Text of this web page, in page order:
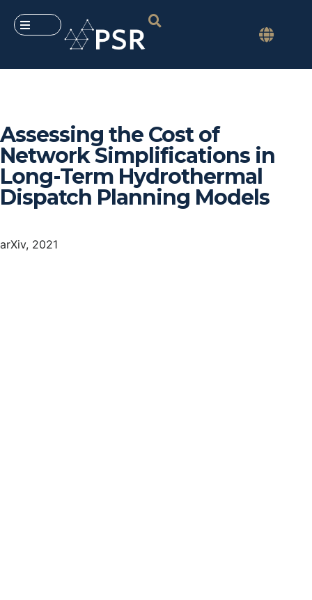
Assessing the Cost of
Network Simplifications in
Long-Term Hydrothermal
Dispatch Planning Models
arXiv, 2021